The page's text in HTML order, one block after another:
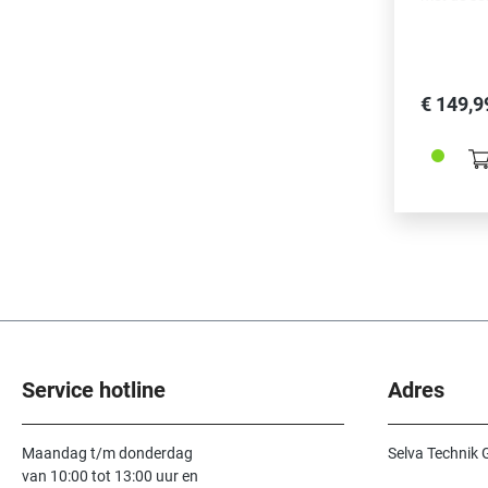
onze referentie 358979 • 1x
Geleverd in
een set
horlogebanden, SWISS
van vette
€
Service hotline
Maandag t/m donderdag
van 10:00 tot 13:00 uur en
Adres
Selva Technik